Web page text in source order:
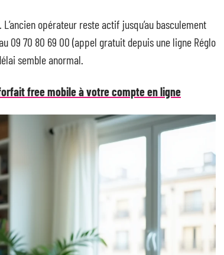
opérateur reste actif jusqu’au basculement
09 70 80 69 00 (appel gratuit depuis une ligne Réglo
semble anormal.
free mobile à votre compte en ligne